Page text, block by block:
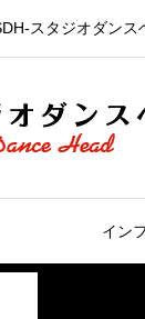
スタジオダン
イン